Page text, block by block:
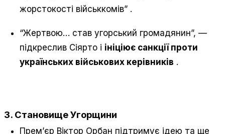
жорстокості військкомів” .
“Жертвою… став угорський громадянин”, —
підкреслив Сіярто і ініціює санкції проти
українських військових керівників .
3. Становище Угорщини
Прем’єр Віктор Орбан підтримує ідею та ще